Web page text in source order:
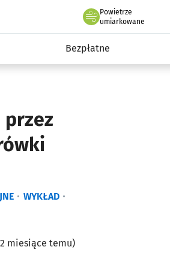
Powietrze
we Wrocławiu
umiarkowane
Bezpłatne
przez
WYKŁAD
miesiące temu)